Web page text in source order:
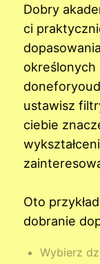
Dobry
ci
określonych
ustawisz
ciebie
Oto
dobranie
Wybierz